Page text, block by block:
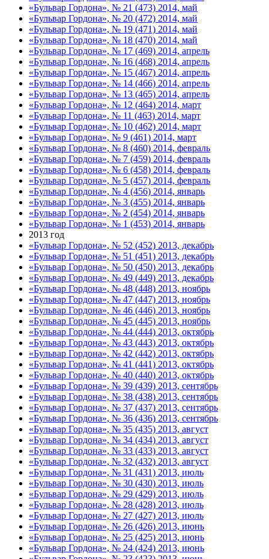
«Бульвар Гордона», № 21 (473) 2014, май
«Бульвар Гордона», № 20 (472) 2014, май
«Бульвар Гордона», № 19 (471) 2014, май
«Бульвар Гордона», № 18 (470) 2014, май
«Бульвар Гордона», № 17 (469) 2014, апрель
«Бульвар Гордона», № 16 (468) 2014, апрель
«Бульвар Гордона», № 15 (467) 2014, апрель
«Бульвар Гордона», № 14 (466) 2014, апрель
«Бульвар Гордона», № 13 (465) 2014, апрель
«Бульвар Гордона», № 12 (464) 2014, март
«Бульвар Гордона», № 11 (463) 2014, март
«Бульвар Гордона», № 10 (462) 2014, март
«Бульвар Гордона», № 9 (461) 2014, март
«Бульвар Гордона», № 8 (460) 2014, февраль
«Бульвар Гордона», № 7 (459) 2014, февраль
«Бульвар Гордона», № 6 (458) 2014, февраль
«Бульвар Гордона», № 5 (457) 2014, февраль
«Бульвар Гордона», № 4 (456) 2014, январь
«Бульвар Гордона», № 3 (455) 2014, январь
«Бульвар Гордона», № 2 (454) 2014, январь
«Бульвар Гордона», № 1 (453) 2014, январь
2013 год
«Бульвар Гордона», № 52 (452) 2013, декабрь
«Бульвар Гордона», № 51 (451) 2013, декабрь
«Бульвар Гордона», № 50 (450) 2013, декабрь
«Бульвар Гордона», № 49 (449) 2013, декабрь
«Бульвар Гордона», № 48 (448) 2013, ноябрь
«Бульвар Гордона», № 47 (447) 2013, ноябрь
«Бульвар Гордона», № 46 (446) 2013, ноябрь
«Бульвар Гордона», № 45 (445) 2013, ноябрь
«Бульвар Гордона», № 44 (444) 2013, октябрь
«Бульвар Гордона», № 43 (443) 2013, октябрь
«Бульвар Гордона», № 42 (442) 2013, октябрь
«Бульвар Гордона», № 41 (441) 2013, октябрь
«Бульвар Гордона», № 40 (440) 2013, октябрь
«Бульвар Гордона», № 39 (439) 2013, сентябрь
«Бульвар Гордона», № 38 (438) 2013, сентябрь
«Бульвар Гордона», № 37 (437) 2013, сентябрь
«Бульвар Гордона», № 36 (436) 2013, сентябрь
«Бульвар Гордона», № 35 (435) 2013, август
«Бульвар Гордона», № 34 (434) 2013, август
«Бульвар Гордона», № 33 (433) 2013, август
«Бульвар Гордона», № 32 (432) 2013, август
«Бульвар Гордона», № 31 (431) 2013, июль
«Бульвар Гордона», № 30 (430) 2013, июль
«Бульвар Гордона», № 29 (429) 2013, июль
«Бульвар Гордона», № 28 (428) 2013, июль
«Бульвар Гордона», № 27 (427) 2013, июль
«Бульвар Гордона», № 26 (426) 2013, июнь
«Бульвар Гордона», № 25 (425) 2013, июнь
«Бульвар Гордона», № 24 (424) 2013, июнь